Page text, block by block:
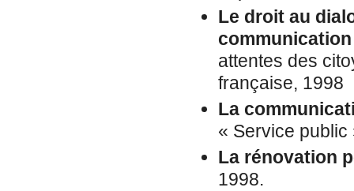
Le droit au
attentes des
française, 1998
La
« Service public
La rénovation
1998.